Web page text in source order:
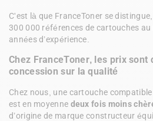
C'est là que FranceToner se
300 000 références de cartouches
années d’expérience.
Chez FranceToner, les prix sont
concession sur la qualité
Chez nous, une cartouche
est en moyenne deux fois moins
d’origine de marque constructeur